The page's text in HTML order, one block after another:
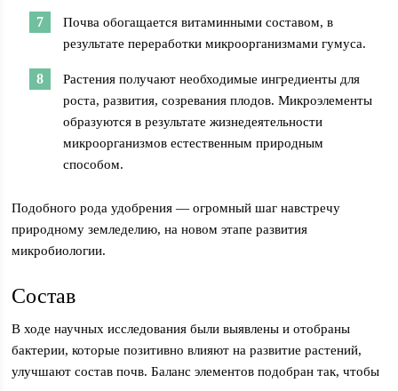
Почва обогащается витаминными составом, в
результате переработки микроорганизмами гумуса.
Растения получают необходимые ингредиенты для
роста, развития, созревания плодов. Микроэлементы
образуются в результате жизнедеятельности
микроорганизмов естественным природным
способом.
Подобного рода удобрения — огромный шаг навстречу
природному земледелию, на новом этапе развития
микробиологии.
Состав
В ходе научных исследования были выявлены и отобраны
бактерии, которые позитивно влияют на развитие растений,
улучшают состав почв. Баланс элементов подобран так, чтобы